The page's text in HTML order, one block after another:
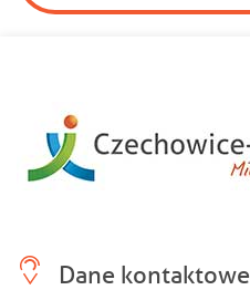
Dane kontaktowe